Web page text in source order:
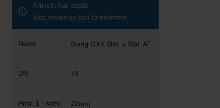
Artikeln har utgått
Viss avvikelse kan förekomma
Slang OXY Slät. x Slät. AT
19
22mm